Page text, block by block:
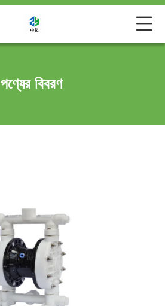
পণ্যের বিবরণ